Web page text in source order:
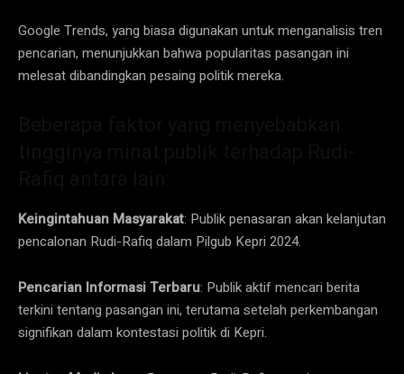
Google Trends, yang biasa digunakan untuk menganalisis tren
pencarian, menunjukkan bahwa popularitas pasangan ini
melesat dibandingkan pesaing politik mereka.
Keingintahuan Masyarakat: Publik penasaran akan kelanjutan
pencalonan Rudi-Rafiq dalam Pilgub Kepri 2024.
Pencarian Informasi Terbaru: Publik aktif mencari berita
terkini tentang pasangan ini, terutama setelah perkembangan
signifikan dalam kontestasi politik di Kepri.